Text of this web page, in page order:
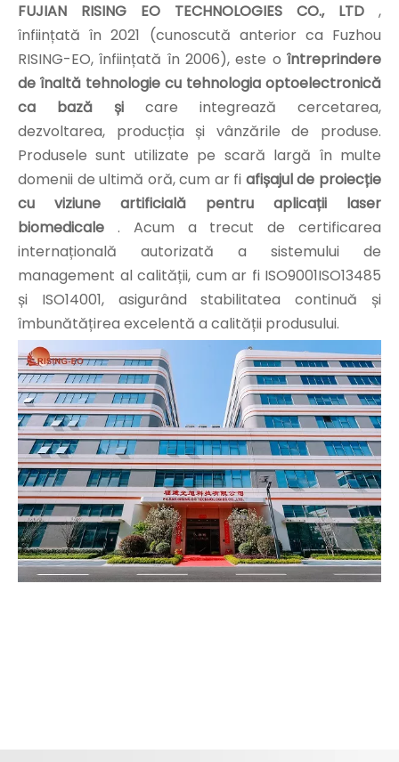
FUJIAN RISING EO TECHNOLOGIES CO., LTD ,
înființată în 2021 (cunoscută anterior ca Fuzhou
RISING-EO, înființată în 2006), este o întreprindere
de înaltă tehnologie cu tehnologia optoelectronică
ca bază și care integrează cercetarea,
dezvoltarea, producția și vânzările de produse.
Produsele sunt utilizate pe scară largă în multe
domenii de ultimă oră, cum ar fi afișajul de proiecție
cu viziune artificială pentru aplicații laser
biomedicale . Acum a trecut de certificarea
internațională autorizată a sistemului de
management al calității, cum ar fi ISO9001ISO13485
și ISO14001, asigurând stabilitatea continuă și
îmbunătățirea excelentă a calității produsului.